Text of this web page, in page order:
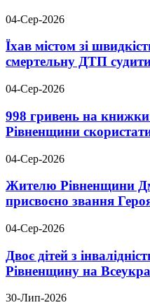
04-Сер-2026
Їхав містом зі
смертельну ДТП
04-Сер-2026
998 гривень на
Рівненщини
04-Сер-2026
Жителю Рівненщини
присвоєно звання
04-Сер-2026
Двоє дітей з
Рівненщину на
30-Лип-2026